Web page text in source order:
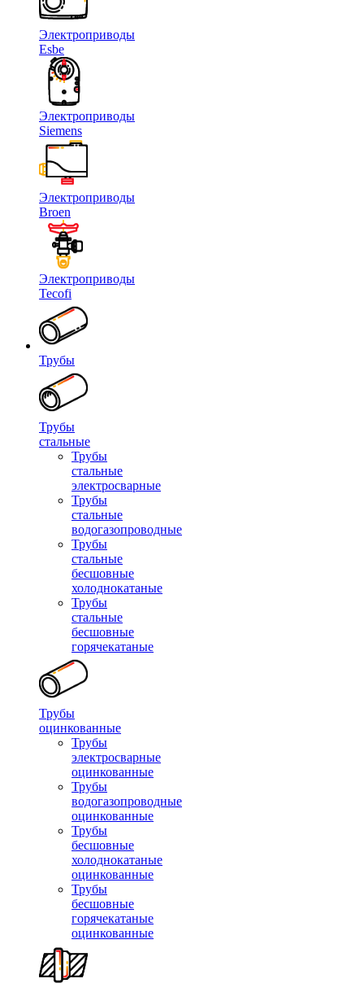
Электроприводы
Esbe
Электроприводы
Siemens
Электроприводы
Broen
Электроприводы
Tecofi
Трубы
Трубы
стальные
Трубы
стальные
электросварные
Трубы
стальные
водогазопроводные
Трубы
стальные
бесшовные
холоднокатаные
Трубы
стальные
бесшовные
горячекатаные
Трубы
оцинкованные
Трубы
электросварные
оцинкованные
Трубы
водогазопроводные
оцинкованные
Трубы
бесшовные
холоднокатаные
оцинкованные
Трубы
бесшовные
горячекатаные
оцинкованные